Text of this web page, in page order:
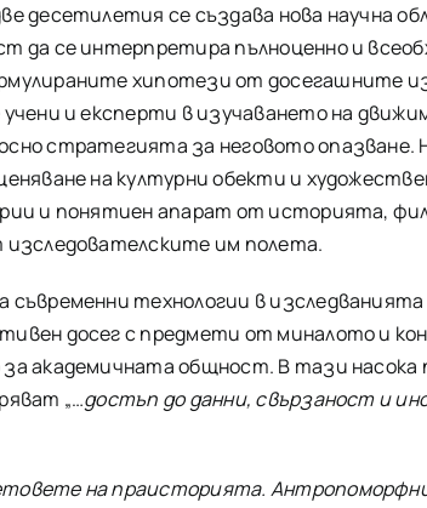
десетилетия се създава нова научна
да се интерпретира пълноценно и
хипотези от досегашните
учени и експерти в изучаването на
стратегията за неговото
на културни обекти и
и понятиен апарат от историята,
изследователските им полета.
съвременни технологии в
досег с предмети от миналото и
академичната общност. В тази
„…достъп до данни, свързаност и
на праисторията.